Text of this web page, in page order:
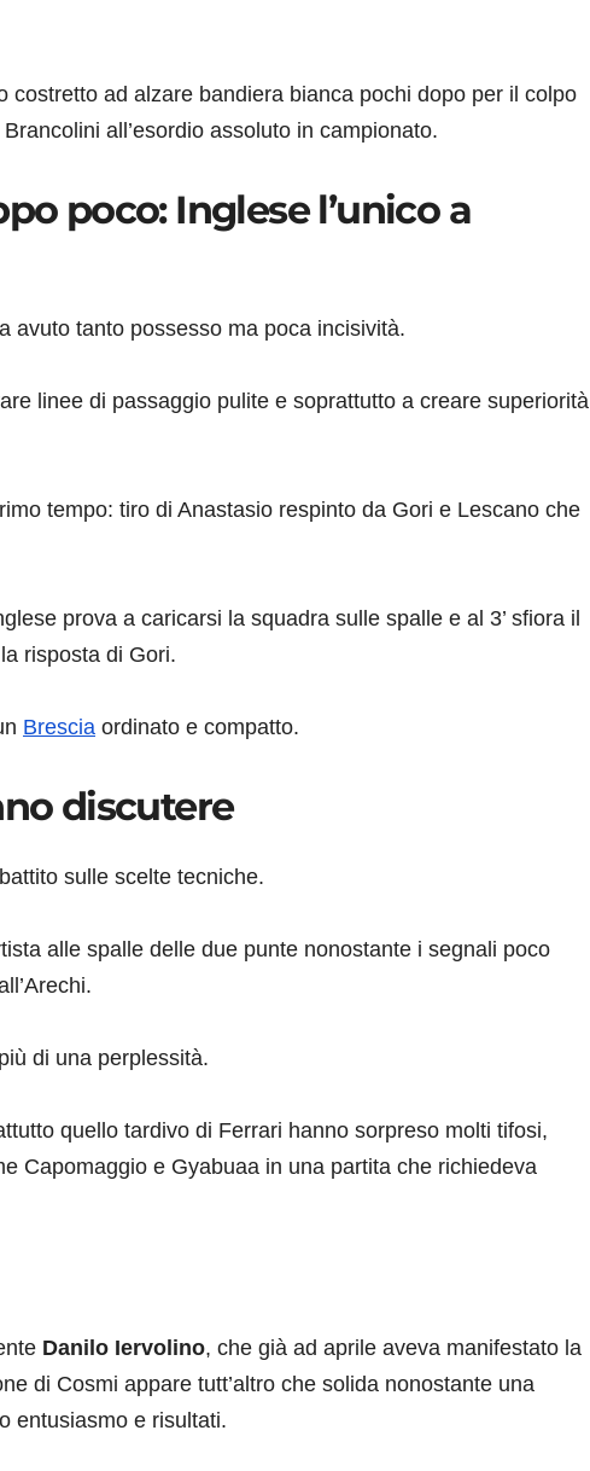
costretto ad alzare bandiera bianca pochi dopo per il colpo
all’esordio assoluto in campionato.
poco: Inglese l’unico a
avuto tanto possesso ma poca incisività.
linee di passaggio pulite e soprattutto a creare superiorità
tempo: tiro di Anastasio respinto da Gori e Lescano che
prova a caricarsi la squadra sulle spalle e al 3’ sfiora il
risposta di Gori.
Brescia ordinato e compatto.
discutere
sulle scelte tecniche.
alle spalle delle due punte nonostante i segnali poco
di una perplessità.
quello tardivo di Ferrari hanno sorpreso molti tifosi,
Capomaggio e Gyabuaa in una partita che richiedeva
Danilo Iervolino, che già ad aprile aveva manifestato la
di Cosmi appare tutt’altro che solida nonostante una
entusiasmo e risultati.